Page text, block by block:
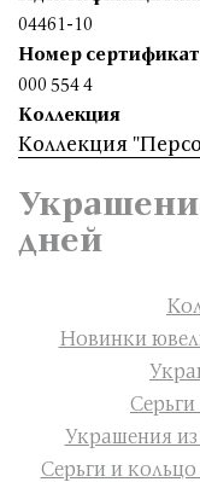
04461-10
Номер
000 554 4
Коллекция
Коллекция
дней
Новинки
Украшения
Серьги и